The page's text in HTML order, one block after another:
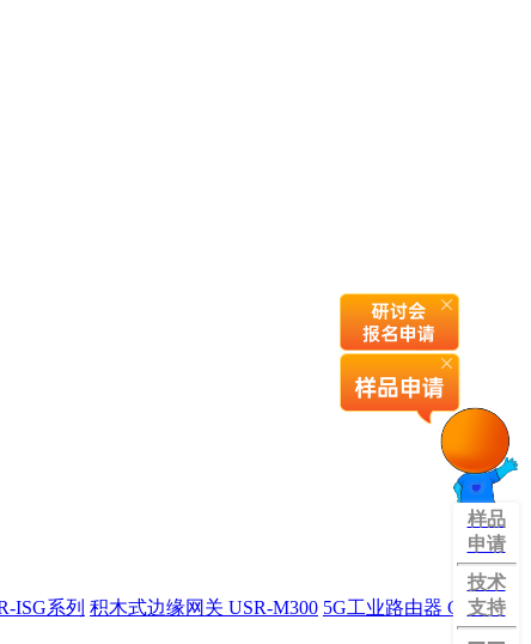
ISG系列 积木式边缘网关 USR-M300 5G工业路由器 G809旗
样品
申请
技术
支持